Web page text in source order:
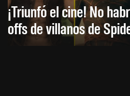
¡Triunfó el cine! No
offs de villanos de